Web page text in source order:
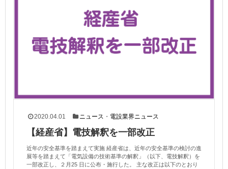
2020.04.01 ニュース ・ 電設業界ニュース
【経産省】電技解釈を一部改正
近年の安全基準を踏まえて実施 経産省は、近年の安全基準の検討の進
展等を踏まえて「電気設備の技術基準の解釈」（以下、電技解釈）を
一部改正し、２月25 日に公布・施行した。 主な改正は以下のとおり